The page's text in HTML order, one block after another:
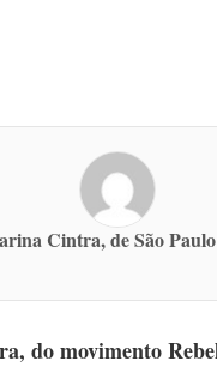
Cintra, de São
do movimento